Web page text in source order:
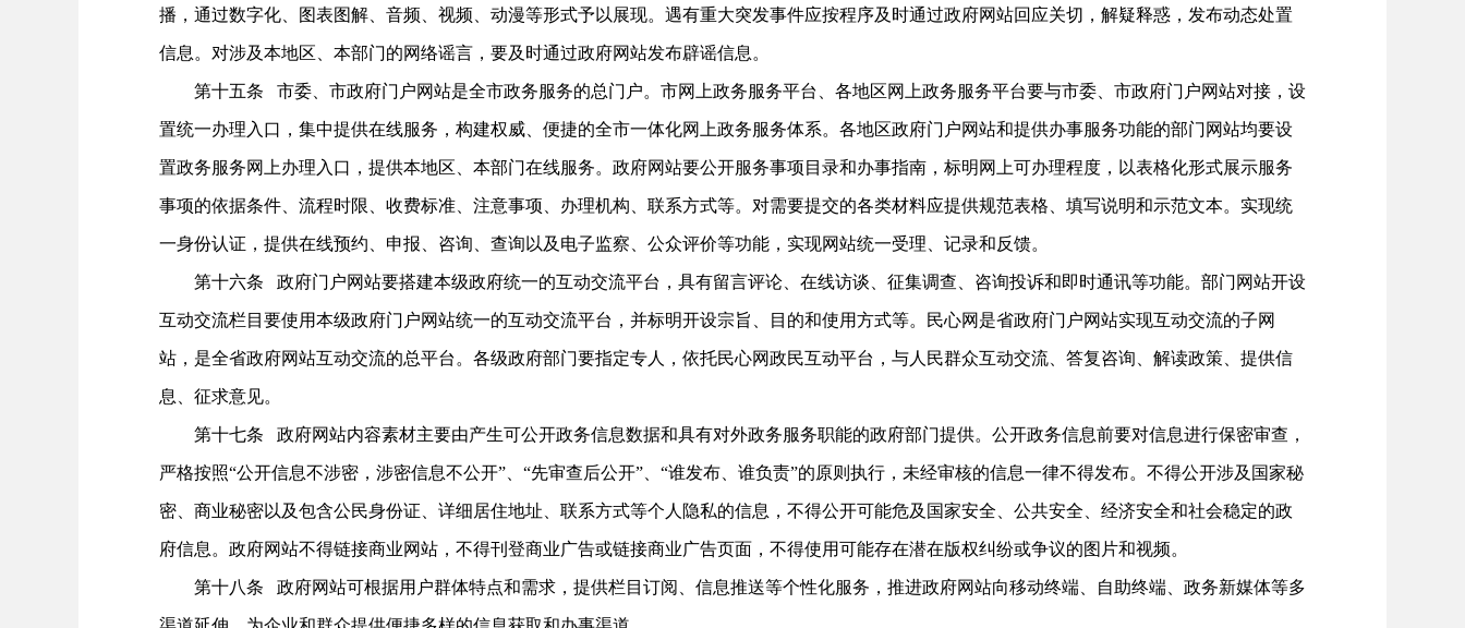
播，通过数字化、图表图解、音频、视频、动漫等形式予以展现。遇有重大突发事件应按程序及时通过政府网站回应关切，解疑释惑，发布动态处置
信息。对涉及本地区、本部门的网络谣言，要及时通过政府网站发布辟谣信息。
第十五条 市委、市政府门户网站是全市政务服务的总门户。市网上政务服务平台、各地区网上政务服务平台要与市委、市政府门户网站对接，设
置统一办理入口，集中提供在线服务，构建权威、便捷的全市一体化网上政务服务体系。各地区政府门户网站和提供办事服务功能的部门网站均要设
置政务服务网上办理入口，提供本地区、本部门在线服务。政府网站要公开服务事项目录和办事指南，标明网上可办理程度，以表格化形式展示服务
事项的依据条件、流程时限、收费标准、注意事项、办理机构、联系方式等。对需要提交的各类材料应提供规范表格、填写说明和示范文本。实现统
一身份认证，提供在线预约、申报、咨询、查询以及电子监察、公众评价等功能，实现网站统一受理、记录和反馈。
第十六条 政府门户网站要搭建本级政府统一的互动交流平台，具有留言评论、在线访谈、征集调查、咨询投诉和即时通讯等功能。部门网站开设
互动交流栏目要使用本级政府门户网站统一的互动交流平台，并标明开设宗旨、目的和使用方式等。民心网是省政府门户网站实现互动交流的子网
站，是全省政府网站互动交流的总平台。各级政府部门要指定专人，依托民心网政民互动平台，与人民群众互动交流、答复咨询、解读政策、提供信
息、征求意见。
第十七条 政府网站内容素材主要由产生可公开政务信息数据和具有对外政务服务职能的政府部门提供。公开政务信息前要对信息进行保密审查，
严格按照“公开信息不涉密，涉密信息不公开”、“先审查后公开”、“谁发布、谁负责”的原则执行，未经审核的信息一律不得发布。不得公开涉及国家秘
密、商业秘密以及包含公民身份证、详细居住地址、联系方式等个人隐私的信息，不得公开可能危及国家安全、公共安全、经济安全和社会稳定的政
府信息。政府网站不得链接商业网站，不得刊登商业广告或链接商业广告页面，不得使用可能存在潜在版权纠纷或争议的图片和视频。
第十八条 政府网站可根据用户群体特点和需求，提供栏目订阅、信息推送等个性化服务，推进政府网站向移动终端、自助终端、政务新媒体等多